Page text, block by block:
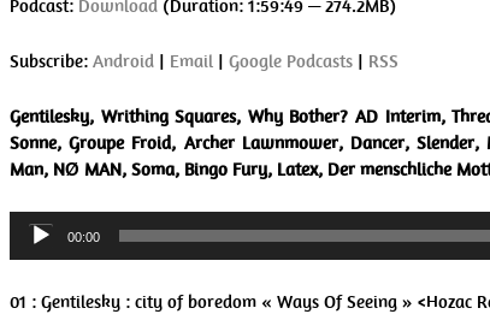
Podcast: Download (Duration: 1:59:49 — 274.2MB)
Subscribe: Android | Email | Google Podcasts | RSS
Gentilesky, Writhing Squares, Why Bother? AD Interim,
Sonne, Groupe Froid, Archer Lawnmower, Dancer,
Man, NØ MAN, Soma, Bingo Fury, Latex, Der menschliche
Audio
Player
00:00
01 : Gentilesky : city of boredom « Ways Of Seeing » <Hozac